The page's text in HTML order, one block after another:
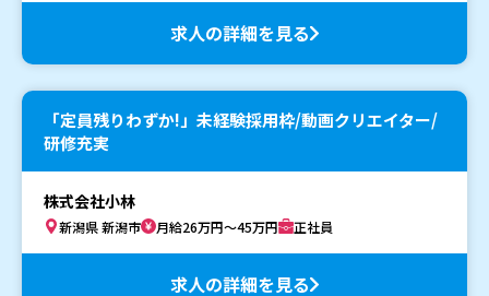
求人の詳細を見る
「定員残りわずか!」未経験採用枠/動画クリエイター/
研修充実
株式会社小林
新潟県 新潟市 月給26万円～45万円 正社員
求人の詳細を見る